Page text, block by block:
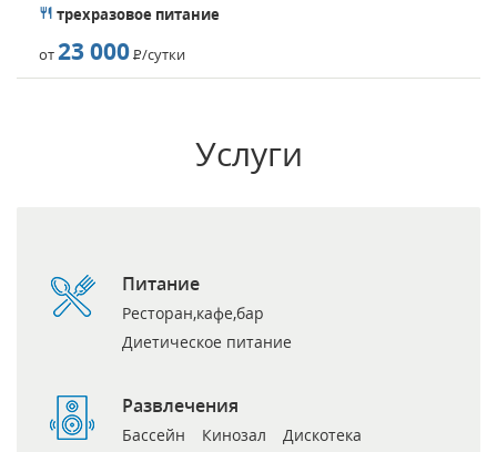
трехразовое питание
от23 000Р/сутки
Услуги
Питание
Ресторан,кафе,бар
Диетическое питание
Развлечения
Бассейн Кинозал
Дискотека